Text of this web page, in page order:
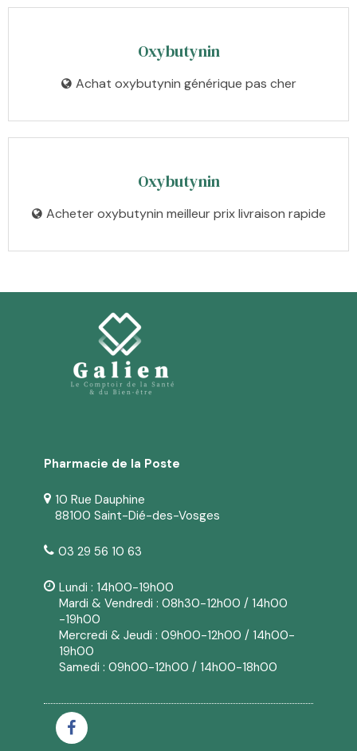
Oxybutynin
Achat oxybutynin générique pas cher
Oxybutynin
Acheter oxybutynin meilleur prix livraison rapide
Pharmacie de la Poste
10 Rue Dauphine
88100 Saint-Dié-des-Vosges
03 29 56 10 63
Lundi : 14h00-19h00
Mardi & Vendredi : 08h30-12h00 / 14h00
-19h00
Mercredi & Jeudi : 09h00-12h00 / 14h00-
19h00
Samedi : 09h00-12h00 / 14h00-18h00